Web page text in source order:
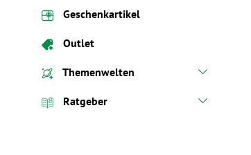
Geschenkartikel
Outlet
Themenwelten
Ratgeber